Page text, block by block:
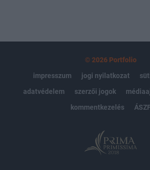
© 2026 Portfolio
impresszum
jogi nyilatkozat
adatvédelem
szerzői jogok
kommentkezelés
ÁSZF